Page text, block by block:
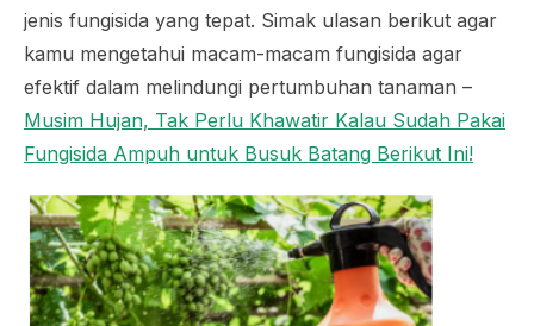
jenis fungisida yang tepat. Simak ulasan berikut agar
kamu mengetahui macam-macam fungisida agar
efektif dalam melindungi pertumbuhan tanaman –
Musim Hujan, Tak Perlu Khawatir Kalau Sudah Pakai
Fungisida Ampuh untuk Busuk Batang Berikut Ini!